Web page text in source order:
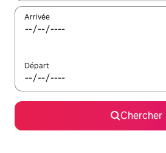
Arrivée
Départ
Chercher